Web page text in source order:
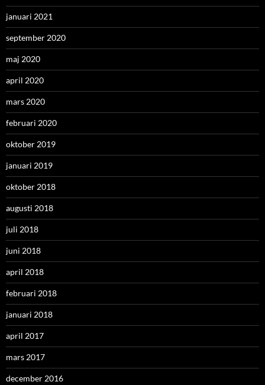
januari 2021
september 2020
maj 2020
april 2020
mars 2020
februari 2020
oktober 2019
januari 2019
oktober 2018
augusti 2018
juli 2018
juni 2018
april 2018
februari 2018
januari 2018
april 2017
mars 2017
december 2016